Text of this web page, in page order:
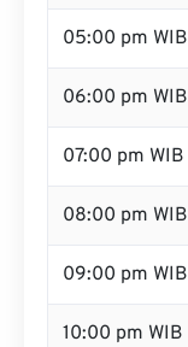
05:00 pm WIB
06:00 pm WIB
07:00 pm WIB
08:00 pm WIB
09:00 pm WIB
10:00 pm WIB